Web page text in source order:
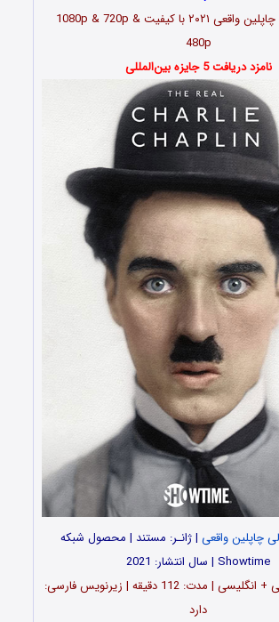
واقعی ۲۰۲۱
با کیفیت 1080p & 720p &
480p
نامزد دریافت 5 جایزه بین‌المللی
چاپلین واقعی | ژانـر: مستند | محصول شبکه
Showtime | سال انتشار: 2021
زبان: دوبله فارسی + انگلیسی | مدت‌: 112 دقیقه | زیرنویس فارسی:
دارد